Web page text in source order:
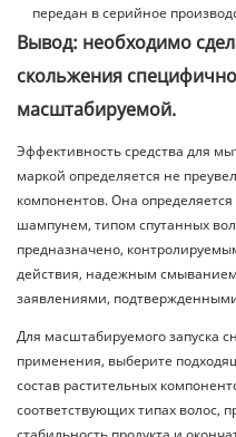
передан в серийное
Вывод: необходимо
скольжения
масштабируемой.
Эффективность средства для
маркой определяется не
компонентов. Она
шампунем, типом спутанных
предназначено,
действия, надежным
заявлениями,
Для масштабируемого запуска
применения, выберите
состав растительных
соответствующих типах волос,